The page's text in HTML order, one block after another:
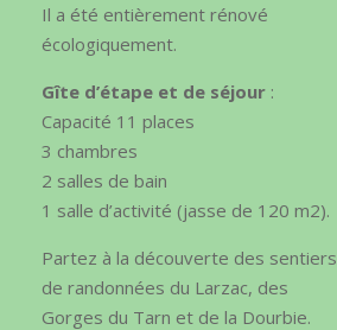
Il a été entièrement rénové
écologiquement.
Gîte d’étape et de séjour:
Capacité 11 places
3 chambres
2 salles de bain
1 salle d’activité (jasse de 120 m2).
Partez à la découverte des sentiers
de randonnées du Larzac, des
Gorges du Tarn et de la Dourbie.